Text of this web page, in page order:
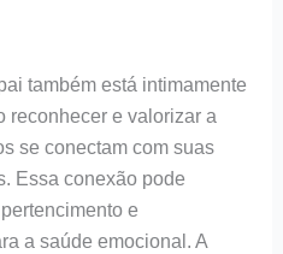
também está intimamente
reconhecer e valorizar a
se conectam com suas
Essa conexão pode
e
a saúde emocional. A